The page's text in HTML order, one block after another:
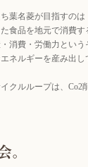
葉名菱が目指すのは
食品を地元で消費
消費・労働力とい
ネルギーを産み出し
クルループは、Co2